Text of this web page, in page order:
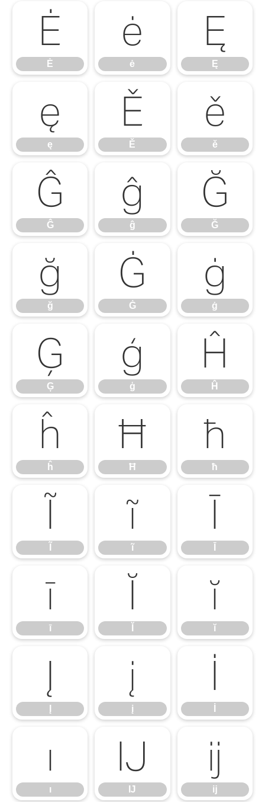
Ė
Ė
ė
ė
Ę
Ę
ę
ę
Ě
Ě
ě
ě
Ĝ
Ĝ
ĝ
ĝ
Ğ
Ğ
ğ
ğ
Ġ
Ġ
ġ
ġ
Ģ
Ģ
ģ
ģ
Ĥ
Ĥ
ĥ
ĥ
Ħ
Ħ
ħ
ħ
Ĩ ĩ
ĩ
Ī
ī
ī
Ĭ ĭ
ĭ
Į į
į
İ
ı
ı
Ĳ
Ĳ
ĳ
ĳ